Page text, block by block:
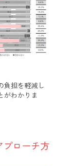
負担を軽減し
がわかりま
プローチ方